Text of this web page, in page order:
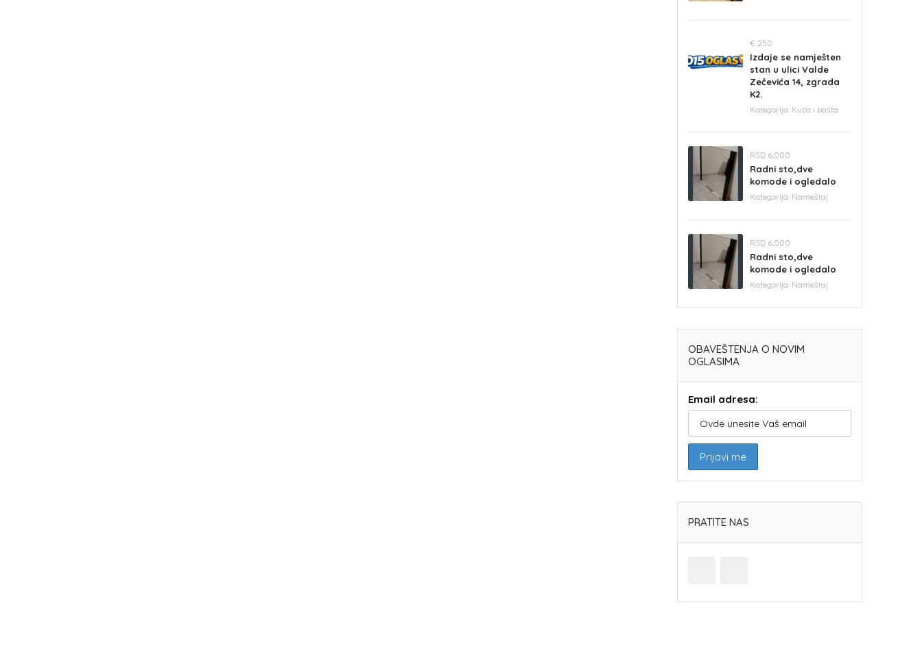
€ 250
Izdaje se namješten
stan u ulici Valde
Zečevića 14, zgrada
K2.
Kategorija: Kuća i bašta
RSD 6,000
Radni sto,dve
komode i ogledalo
Kategorija: Nameštaj
RSD 6,000
Radni sto,dve
komode i ogledalo
Kategorija: Nameštaj
OBAVEŠTENJA O NOVIM
OGLASIMA
Email adresa:
PRATITE NAS